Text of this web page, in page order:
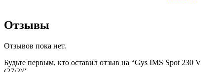
Отзывы
Отзывов пока нет.
Будьте первым, кто оставил отзыв на “Gys IMS Spot 230 V